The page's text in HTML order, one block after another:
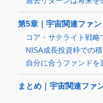
第5章｜宇宙関連ファ
コア・サテライト戦
NISA成長投資枠での
自分に合うファンドを
まとめ｜宇宙関連ファ